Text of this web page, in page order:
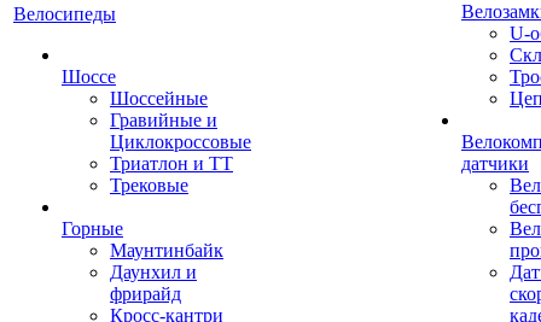
Велосипеды
Шоссе
Шоссейные
Гравийные и
Циклокроссовые
Триатлон и ТТ
Трековые
Горные
Маунтинбайк
Даунхил и
фрирайд
Кросс-кантри
U-
датчики